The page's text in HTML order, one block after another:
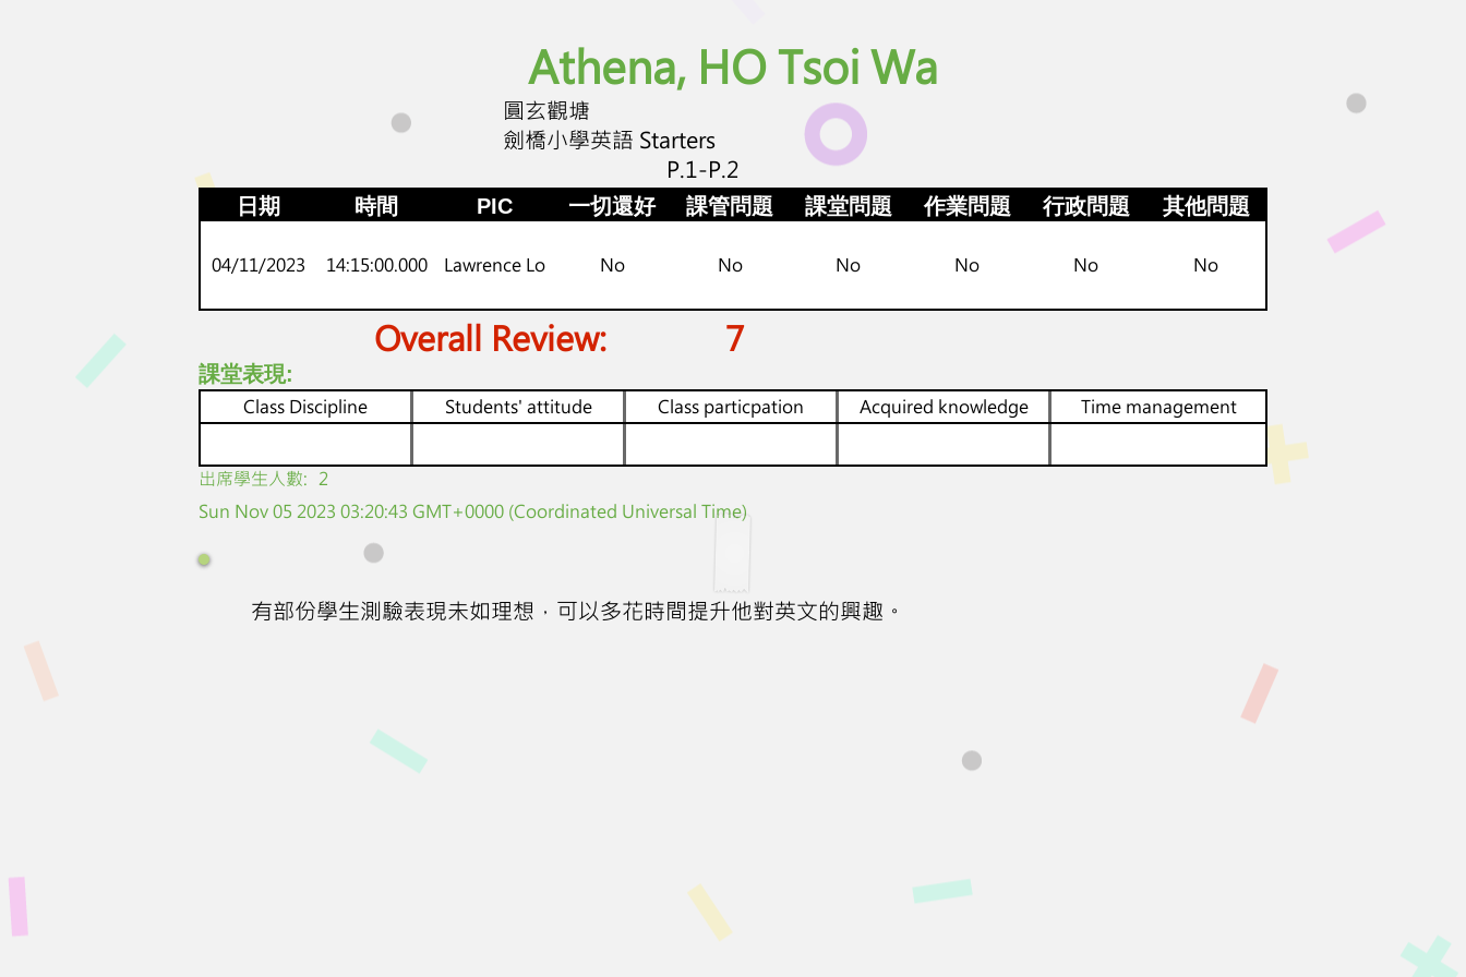
Athena, HO Tsoi Wa
圓玄觀塘
劍橋小學英語 Starters
P.1-P.2
日期 時間 PIC 一切還好 課管問題 課堂問題 作業問題 行政問題 其他問題
04/11/2023 14:15:00.000 Lawrence Lo No No No No No No
7
Overall Review:
課堂表現:
Class Discipline Students' attitude Class particpation Acquired knowledge Time management
​出席學生人數: 2
Sun Nov 05 2023 03:20:43 GMT+0000 (Coordinated Universal Time)
有部份學生測驗表現未如理想，可以多花時間提升他對英文的興趣。